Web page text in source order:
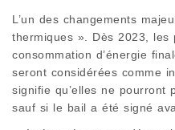
L’un des changements
thermiques ». Dès 2023, les
consommation d’énergie
seront considérées comme
signifie qu’elles ne pourront
sauf si le bail a été signé